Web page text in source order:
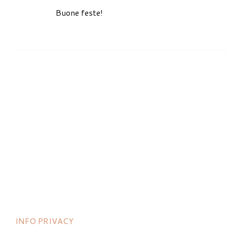
Buone feste!
INFO PRIVACY